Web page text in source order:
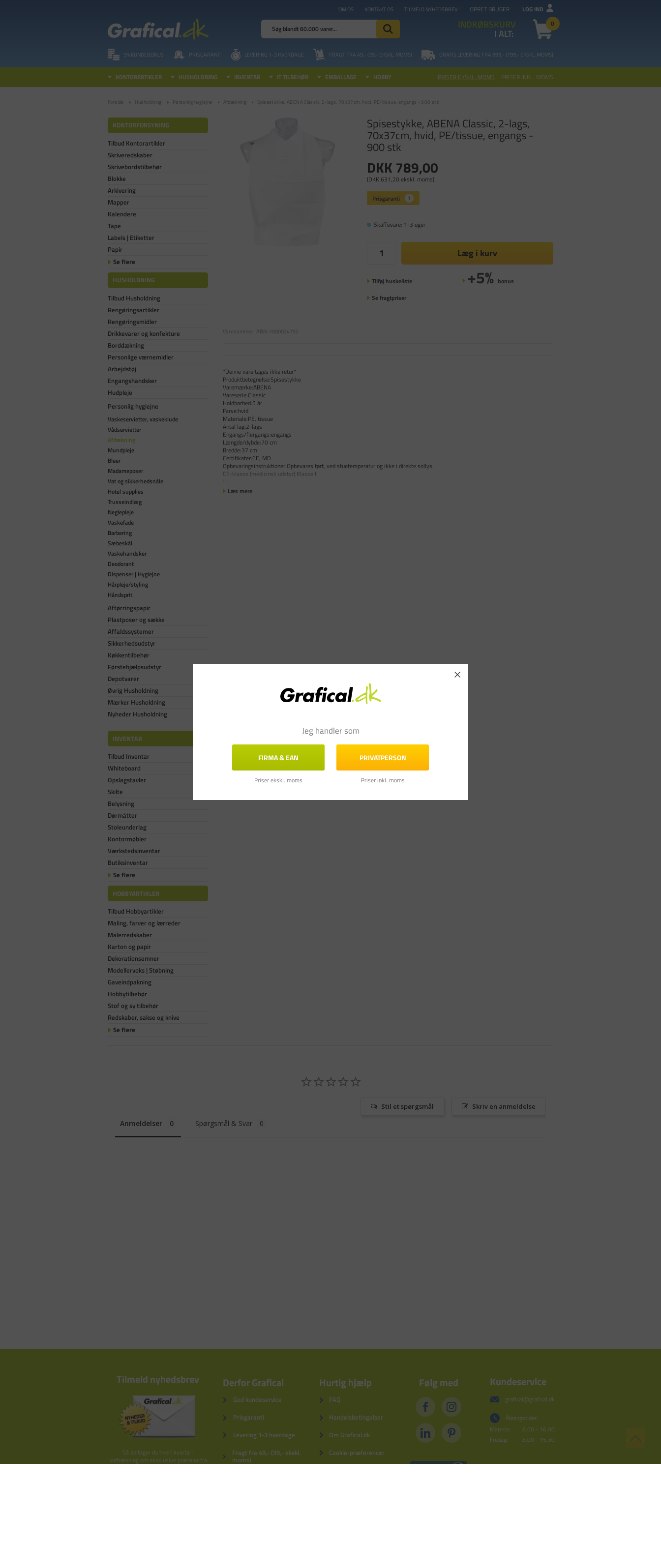
OM OS KONTAKT OS TILMELD NYHEDSBREV OPRET BRUGER LOG IND
INDKØBSKURV 0
I ALT:
5% KUNDEBONUS PRISGARANTI LEVERING 1-3 HVERDAGE FRAGT FRA 49,- (39,- EKSKL. MOMS) GRATIS LEVERING FRA 999,- (799,- EKSKL. MOMS)
KONTORARTIKLER HUSHOLDNING INVENTAR IT TILBEHØR EMBALLAGE HOBBY PRISER EKSKL. MOMS | PRISER INKL. MOMS
Forside Husholdning Personlig hygiejne Afdækning Spisestykke, ABENA Classic, 2-lags, 70x37cm, hvid, PE/tissue, engangs - 900 stk
KONTORFORSYNING
Tilbud Kontorartikler
Skriveredskaber
Skrivebordstilbehør
Blokke
Arkivering
Mapper
Kalendere
Tape
Labels | Etiketter
Papir
Se flere
HUSHOLDNING
Tilbud Husholdning
Rengøringsartikler
Rengøringsmidler
Drikkevarer og konfekture
Borddækning
Personlige værnemidler
Arbejdstøj
Engangshandsker
Hudpleje
Personlig hygiejne
Vaskeservietter, vaskeklude
Vådservietter
Afdækning
Mundpleje
Bleer
Madameposer
Vat og sikkerhedsnåle
Hotel supplies
Trusseindlæg
Neglepleje
Vaskefade
Barbering
Sæbeskål
Vaskehandsker
Deodorant
Dispenser | Hygiejne
Hårpleje/styling
Håndsprit
Aftørringspapir
Plastposer og sække
Affaldssystemer
Sikkerhedsudstyr
Køkkentilbehør
Førstehjælpsudstyr
Depotvarer
Øvrig Husholdning
Mærker Husholdning
Nyheder Husholdning
INVENTAR
Tilbud Inventar
Whiteboard
Opslagstavler
Skilte
Belysning
Dørmåtter
Stoleunderlag
Kontormøbler
Værkstedsinventar
Butiksinventar
Se flere
HOBBYARTIKLER
Tilbud Hobbyartikler
Maling, farver og lærreder
Malerredskaber
Karton og papir
Dekorationsemner
Modellervoks | Støbning
Gaveindpakning
Hobbytilbehør
Stof og sy tilbehør
Redskaber, sakse og knive
Se flere
Spisestykke, ABENA Classic, 2-lags,
70x37cm, hvid, PE/tissue, engangs -
900 stk
DKK 789,00
(DKK 631,20 ekskl. moms)
Skaffevare: 1-3 uger
Læg i kurv
Tilføj huskeliste +5% bonus
Se fragtpriser
Varenummer: ABN-1000024752
*Denne vare tages ikke retur*
Produktbetegnelse:Spisestykke
Varemærke:ABENA
Vareserie:Classic
Holdbarhed:5 år
Farve:hvid
Materiale:PE, tissue
Antal lag:2-lags
Engangs/flergangs:engangs
Længde/dybde:70 cm
Bredde:37 cm
Certifikater:CE, MD
Opbevaringsinstruktioner:Opbevares tørt, ved stuetemperatur og ikke i direkte sollys.
CE-klasse (medicinsk udstyr):Klasse I
Læs mere
Skriv en anmeldelse
Stil et spørgsmål
Anmeldelser Spørgsmål & Svar
Tilmeld nyhedsbrev
Så deltager du hvert kvartal i
lodtrækning om eksklusive præmier fra
Derfor Grafical
God kundeservice
Prisgaranti
Levering 1-3 hverdage
Fragt fra 49,- (39,- ekskl.
moms)
Hurtig hjælp
FAQ
Handelsbetingelser
Om Grafical.dk
Cookie-præferencer
Følg med Kundeservice
grafical@grafical.dk
Åbningstider:
Man-tor:
8.00 - 16.00
Fredag:
8.00 - 15.30
Jeg handler som
FIRMA & EAN
Priser ekskl. moms
PRIVATPERSON
Priser inkl. moms